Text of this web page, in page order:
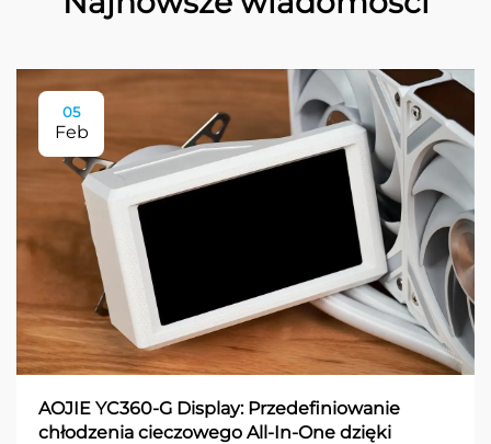
05
Feb
AOJIE YC360-G Display: Przedefiniowanie
chłodzenia cieczowego All-In-One dzięki